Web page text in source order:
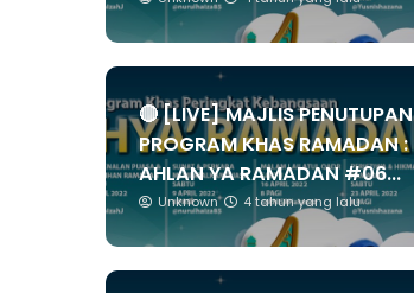
🔴 [LIVE] MAJLIS PENUTUPAN
PROGRAM KHAS RAMADAN :
AHLAN YA RAMADAN #06...
Unknown 4 tahun yang lalu